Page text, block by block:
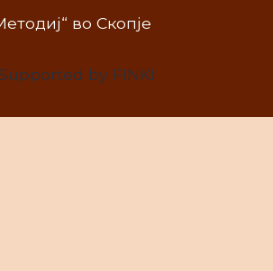
во Скопје
Supported by FINKI